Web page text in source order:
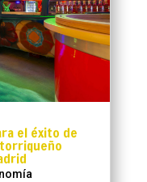
el éxito de